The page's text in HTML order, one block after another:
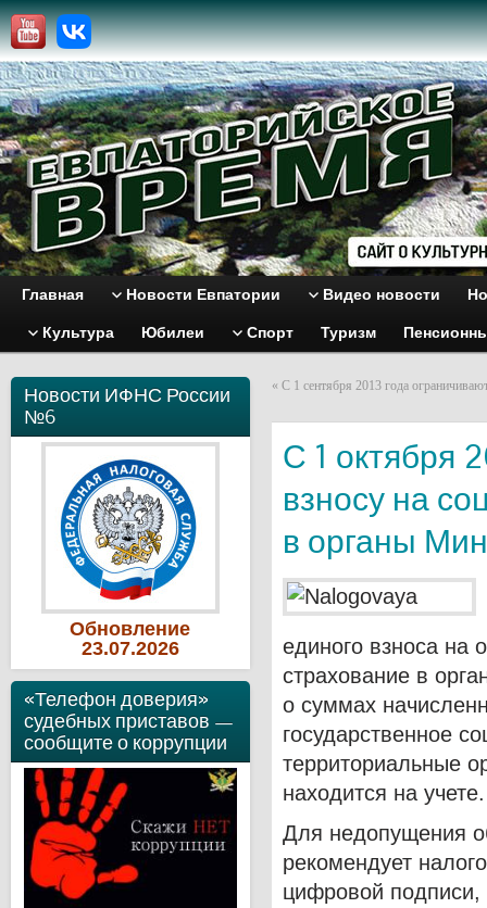
Главная Новости Евпатории Видео новости
Культура Юбилеи Спорт Туризм
Новости ИФНС России
№6
Обновление
23.07.2026
«Телефон доверия»
судебных приставов —
сообщите о коррупции
« С 1 сентября 2013 года
С 1 октября
взносу на
в органы
единого взноса на
страхование в
о суммах
государственное
территориальные
находится на учете.
Для недопущения
рекомендует
цифровой